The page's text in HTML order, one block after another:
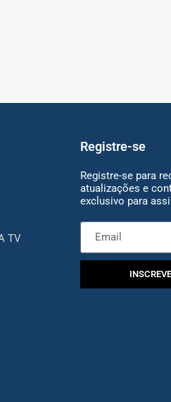
TV
Registre-se
Registre-se para
atualizações e
exclusivo para